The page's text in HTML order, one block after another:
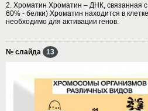
2. Хроматин Хроматин – ДНК, связанная
60% - белки) Хроматин находится в
необходимо для активации генов.
№ слайда 13